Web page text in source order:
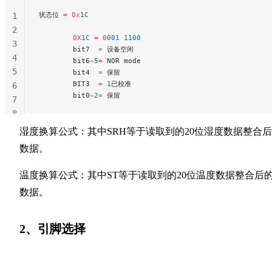
状态位 = 0x1C
        0X
1C = 0001
1100
        bit7
= 设备空闲
        bit6
~5= NOR mode
        bit4
= 保留
        BIT3
= 1 已校准
        bit0
~2= 保留
1
2
3
4
5
6
7
8
湿度换算公式：其中SRH等于读取到的20位湿度数据整合
数据。
温度换算公式：其中ST等于读取到的20位温度数据整合后
数据。
2、引脚选择